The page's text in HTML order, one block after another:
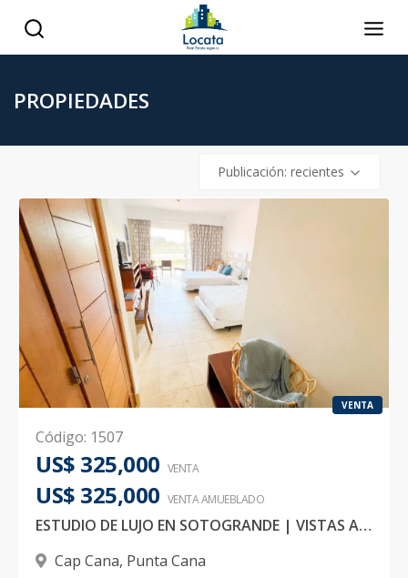
PROPIEDADES
Publicación: recientes
VENTA
Código: 1507
US$ 325,000 VENTA
US$ 325,000 VENTA AMUEBLADO
ESTUDIO DE LUJO EN SOTOGRANDE | VISTAS AL MAR Y CAMPO DE GOLF/LUXURY STUDIO IN SOTOGRANDE | SEA & GOLF COURSE VIEWS
Cap Cana, Punta Cana